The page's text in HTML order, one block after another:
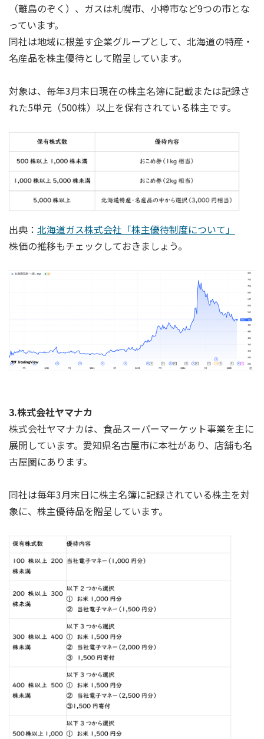
（離島のぞく）、ガスは札幌市、小樽市など9つの市とな
っています。
同社は地域に根差す企業グループとして、北海道の特産・
名産品を株主優待として贈呈しています。
対象は、毎年3月末日現在の株主名簿に記載または記録さ
れた5単元（500株）以上を保有されている株主です。
出典： 北海道ガス株式会社「株主優待制度について」
株価の推移もチェックしておきましょう。
3.株式会社ヤマナカ
株式会社ヤマナカは、食品スーパーマーケット事業を主に
展開しています。愛知県名古屋市に本社があり、店舗も名
古屋圏にあります。
同社は毎年3月末日に株主名簿に記録されている株主を対
象に、株主優待品を贈呈しています。